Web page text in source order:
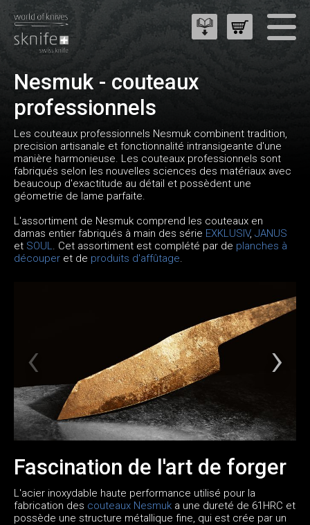
Nesmuk - couteaux
professionnels
Les couteaux professionnels Nesmuk combinent tradition,
precision artisanale et fonctionnalité intransigeante d'une
manière harmonieuse. Les couteaux professionnels sont
fabriqués selon les nouvelles sciences des matériaux avec
beaucoup d'exactitude au détail et possèdent une
géometrie de lame parfaite.
L'assortiment de Nesmuk comprend les couteaux en
damas entier fabriqués à main des série EXKLUSIV, JANUS
et SOUL. Cet assortiment est complété par de planches à
découper et de produits d'affûtage.
Fascination de l'art de forger
L'acier inoxydable haute performance utilisé pour la
fabrication des couteaux Nesmuk a une dureté de 61HRC et
possède une structure métallique fine, qui est crée par un